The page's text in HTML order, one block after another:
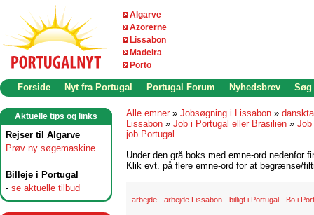
Algarve
Azorerne
Lissabon
Madeira
Porto
Forside Nyt fra Portugal Portugal Forum Nyhedsbrev Søg
Aktuelle tips og links
Rejser til Algarve
Prøv ny søgemaskine
Billeje i Portugal
- se aktuelle tilbud
Alle emner » Jobsøgning i Lissabon »
Lissabon » Job i Portugal eller Brasilien » Job
job Portugal
Under den grå boks med emne-ord nedenfor
Klik evt. på flere emne-ord for at begrænse/
arbejde arbejde Lissabon billigt i Portugal Bo i